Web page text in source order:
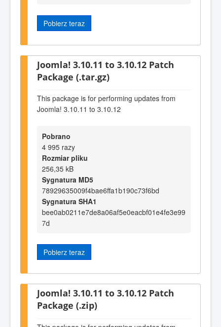
Pobierz teraz
Joomla! 3.10.11 to 3.10.12 Patch
Package (.tar.gz)
This package is for performing updates from
Joomla! 3.10.11 to 3.10.12
Pobrano
4 995 razy
Rozmiar pliku
256,35 kB
Sygnatura MD5
78929635009f4bae6ffa1b190c73f6bd
Sygnatura SHA1
bee0ab0211e7de8a06af5e0eacbf01e4fe3e99
7d
Pobierz teraz
Joomla! 3.10.11 to 3.10.12 Patch
Package (.zip)